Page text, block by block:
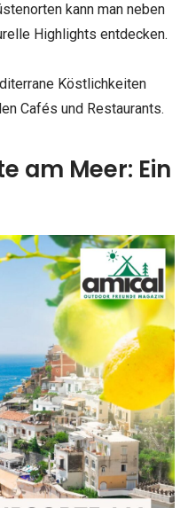
kann man neben
Highlights entdecken.
Köstlichkeiten
Cafés und Restaurants.
am Meer: Ein